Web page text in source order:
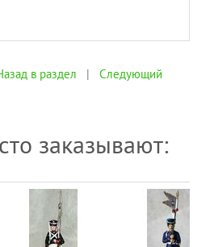
в раздел | Следующий
заказывают: